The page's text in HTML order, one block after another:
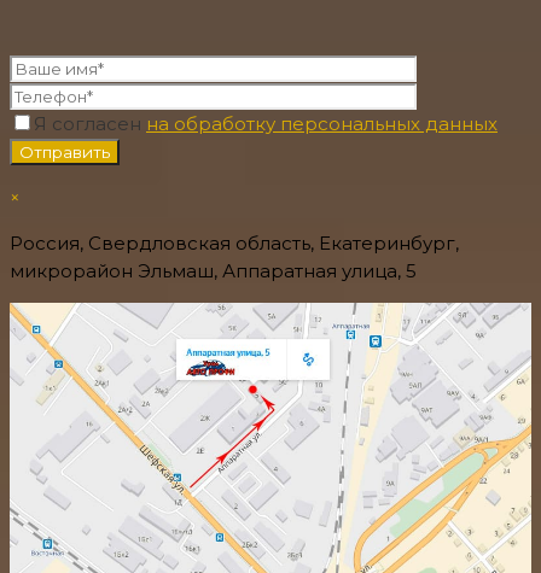
Я согласен на обработку персональных данных
×
Россия, Свердловская область, Екатеринбург,
микрорайон Эльмаш, Аппаратная улица, 5